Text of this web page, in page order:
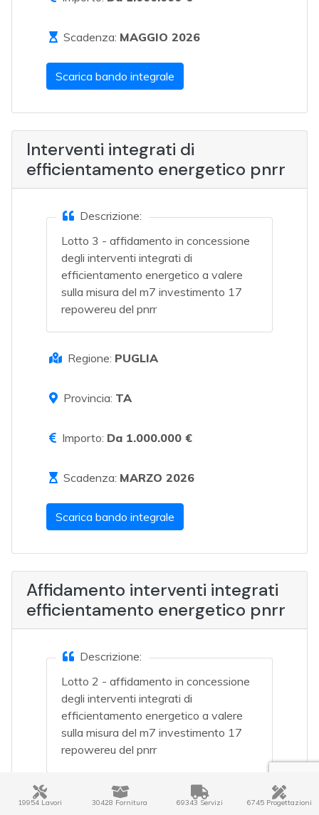
Scadenza: MAGGIO 2026
Scarica bando integrale
Interventi integrati di
efficientamento energetico pnrr
Descrizione:
Lotto 3 - affidamento in concessione
degli interventi integrati di
efficientamento energetico a valere
sulla misura del m7 investimento 17
repowereu del pnrr
Regione: PUGLIA
Provincia: TA
Importo: Da 1.000.000 €
Scadenza: MARZO 2026
Scarica bando integrale
Affidamento interventi integrati
efficientamento energetico pnrr
Descrizione:
Lotto 2 - affidamento in concessione
degli interventi integrati di
efficientamento energetico a valere
sulla misura del m7 investimento 17
repowereu del pnrr
Regione:PUGLIA
19954 Lavori 30428 Fornitura 69343 Servizi 6745 Progettazioni